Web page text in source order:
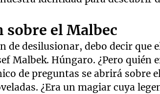
sobre el Malbec
de desilusionar, debo decir que
Malbek. Húngaro. ¿Pero quién
de preguntas se abrirá sobre
¿Era un magiar cuya